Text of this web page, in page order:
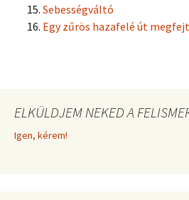
Sebességváltó
Egy zűrös hazafelé út
ELKÜLDJEM NEKED A
Igen, kérem!